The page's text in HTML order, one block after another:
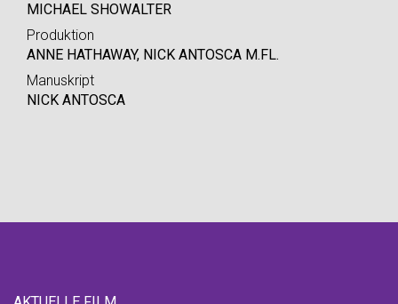
MICHAEL SHOWALTER
Produktion
ANNE HATHAWAY, NICK ANTOSCA M.FL.
Manuskript
NICK ANTOSCA